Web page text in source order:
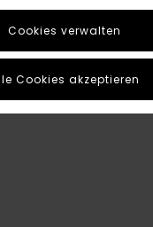
Cookies verwalten
Cookies akzeptieren